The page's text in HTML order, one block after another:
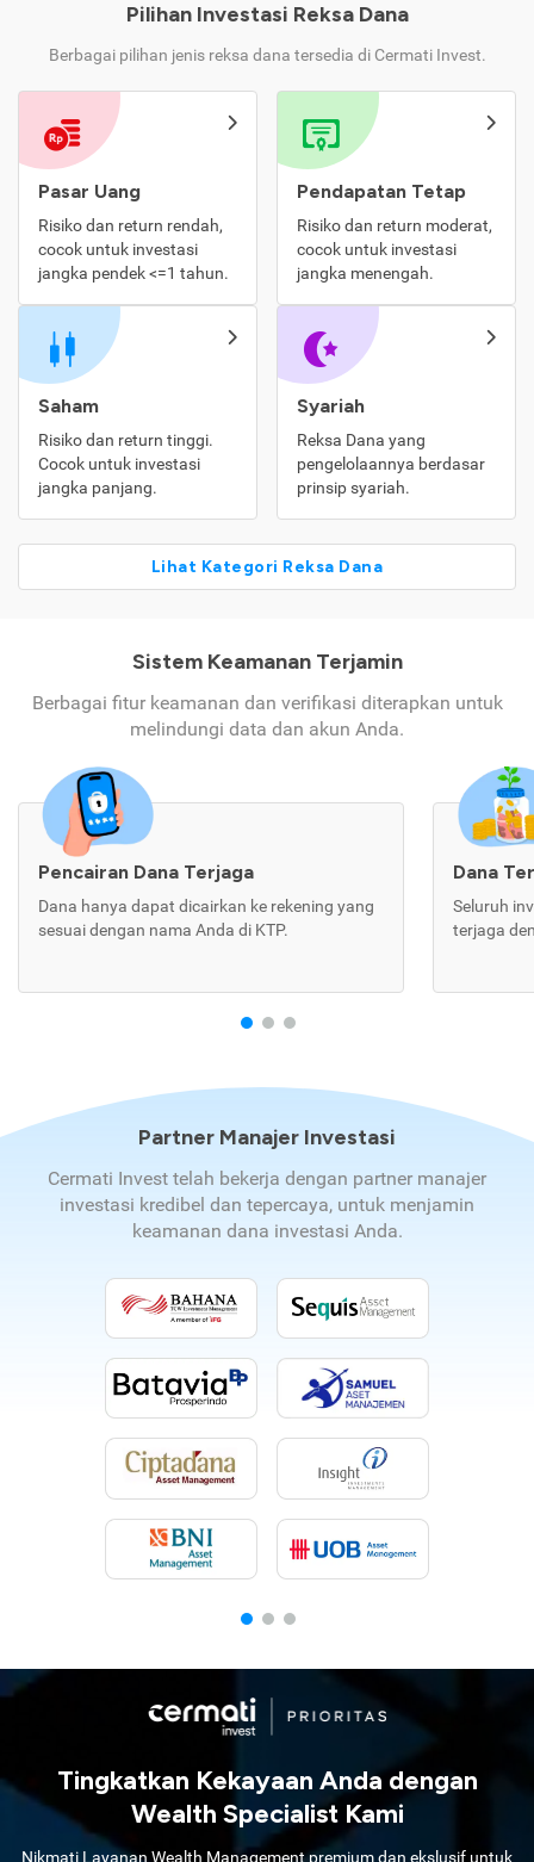
Pilihan Investasi Reksa Dana
Berbagai pilihan jenis reksa dana tersedia di Cermati Invest.
Pasar Uang
Risiko dan return rendah,
cocok untuk investasi
jangka pendek <=1 tahun.
Pendapatan Tetap
Risiko dan return moderat,
cocok untuk investasi
jangka menengah.
Saham
Risiko dan return tinggi.
Cocok untuk investasi
jangka panjang.
Syariah
Reksa Dana yang
pengelolaannya berdasar
prinsip syariah.
Lihat Kategori Reksa Dana
Sistem Keamanan Terjamin
Berbagai fitur keamanan dan verifikasi diterapkan untuk
melindungi data dan akun Anda.
Pencairan Dana Terjaga
Dana hanya dapat dicairkan ke rekening yang
sesuai dengan nama Anda di KTP.
Dana
Seluruh
terjaga
Partner Manajer Investasi
Cermati Invest telah bekerja dengan partner manajer
investasi kredibel dan tepercaya, untuk menjamin
keamanan dana investasi Anda.
Tingkatkan Kekayaan Anda dengan
Wealth Specialist Kami
Nikmati Layanan Wealth Management premium dan ekslusif untuk